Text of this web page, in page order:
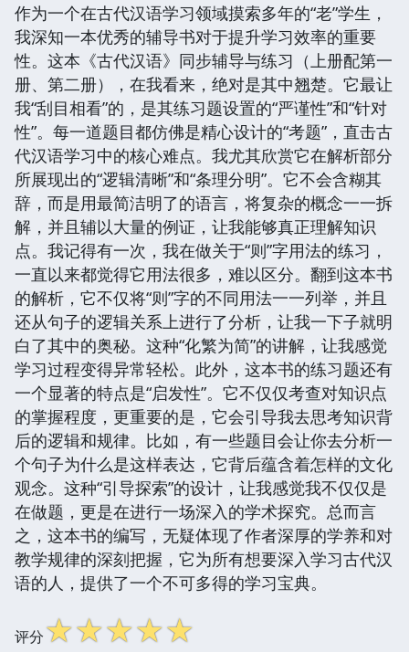
作为一个在古代汉语学习领域摸索多年的“老”学生，
我深知一本优秀的辅导书对于提升学习效率的重要
性。这本《古代汉语》同步辅导与练习（上册配第一
册、第二册），在我看来，绝对是其中翘楚。它最让
我“刮目相看”的，是其练习题设置的“严谨性”和“针对
性”。每一道题目都仿佛是精心设计的“考题”，直击古
代汉语学习中的核心难点。我尤其欣赏它在解析部分
所展现出的“逻辑清晰”和“条理分明”。它不会含糊其
辞，而是用最简洁明了的语言，将复杂的概念一一拆
解，并且辅以大量的例证，让我能够真正理解知识
点。我记得有一次，我在做关于“则”字用法的练习，
一直以来都觉得它用法很多，难以区分。翻到这本书
的解析，它不仅将“则”字的不同用法一一列举，并且
还从句子的逻辑关系上进行了分析，让我一下子就明
白了其中的奥秘。这种“化繁为简”的讲解，让我感觉
学习过程变得异常轻松。此外，这本书的练习题还有
一个显著的特点是“启发性”。它不仅仅考查对知识点
的掌握程度，更重要的是，它会引导我去思考知识背
后的逻辑和规律。比如，有一些题目会让你去分析一
个句子为什么是这样表达，它背后蕴含着怎样的文化
观念。这种“引导探索”的设计，让我感觉我不仅仅是
在做题，更是在进行一场深入的学术探究。总而言
之，这本书的编写，无疑体现了作者深厚的学养和对
教学规律的深刻把握，它为所有想要深入学习古代汉
语的人，提供了一个不可多得的学习宝典。
评分☆☆☆☆☆